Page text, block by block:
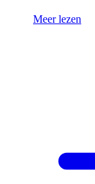
Meer lezen